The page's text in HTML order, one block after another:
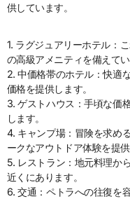
供しています。
1. ラグジュアリーホテル：
の高級アメニティを備えてい
2. 中価格帯のホテル：快適
価格を提供します。
3. ゲストハウス：手頃な価
します。
4. キャンプ場：冒険を求め
ークなアウトドア体験を提供
5. レストラン：地元料理か
近くにあります。
6. 交通：ペトラへの往復を